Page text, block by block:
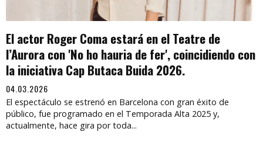
El actor Roger Coma estará en el Teatre de
l’Aurora con 'No ho hauria de fer', coincidiendo con
la iniciativa Cap Butaca Buida 2026.
04.03.2026
El espectáculo se estrenó en Barcelona con gran éxito de
público, fue programado en el Temporada Alta 2025 y,
actualmente, hace gira por toda...